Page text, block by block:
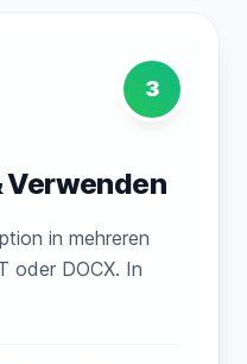
3
Verwenden
in mehreren
oder DOCX. In